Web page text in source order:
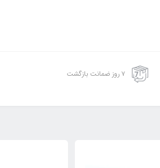
۷ روز ضمانت بازگشت